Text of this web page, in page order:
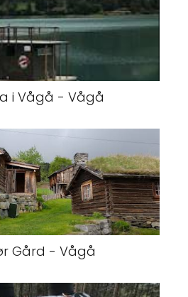
i Vågå - Vågå
Gård - Vågå